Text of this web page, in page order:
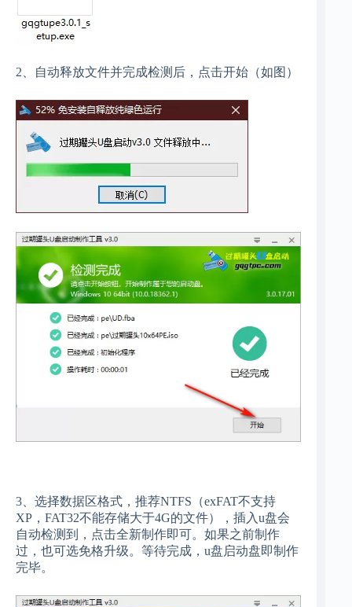
2、自动释放文件并完成检测后，点击开始（如图）
3、选择数据区格式，推荐NTFS（exFAT不支持
XP，FAT32不能存储大于4G的文件），插入u盘会
自动检测到，点击全新制作即可。如果之前制作
过，也可选免格升级。等待完成，u盘启动盘即制作
完毕。